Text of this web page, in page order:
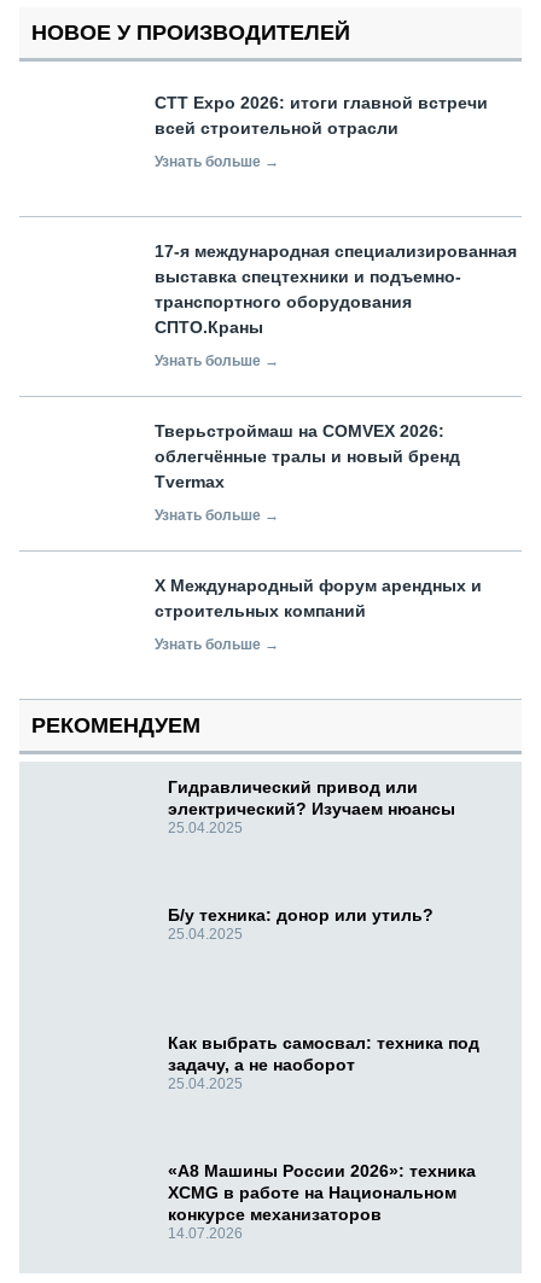
НОВОЕ У ПРОИЗВОДИТЕЛЕЙ
СТТ Expo 2026: итоги главной встречи
всей строительной отрасли
Узнать больше →
17-я международная специализированная
выставка спецтехники и подъемно-
транспортного оборудования
СПТО.Краны
Узнать больше →
Тверьстроймаш на COMVEX 2026:
облегчённые тралы и новый бренд
Tvermax
Узнать больше →
X Международный форум арендных и
строительных компаний
Узнать больше →
РЕКОМЕНДУЕМ
Гидравлический привод или
электрический? Изучаем нюансы
25.04.2025
Б/у техника: донор или утиль?
25.04.2025
Как выбрать самосвал: техника под
задачу, а не наоборот
25.04.2025
«А8 Машины России 2026»: техника
XCMG в работе на Национальном
конкурсе механизаторов
14.07.2026